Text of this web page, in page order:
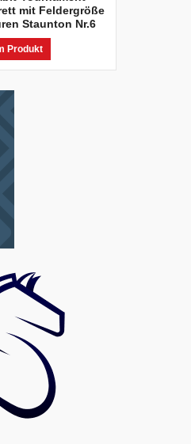
mit Feldergröße
Staunton Nr.6
Produkt